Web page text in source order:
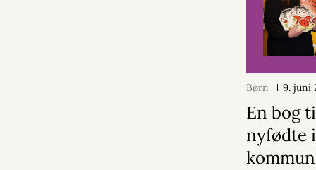
Børn 9. juni
En bog
nyfødte